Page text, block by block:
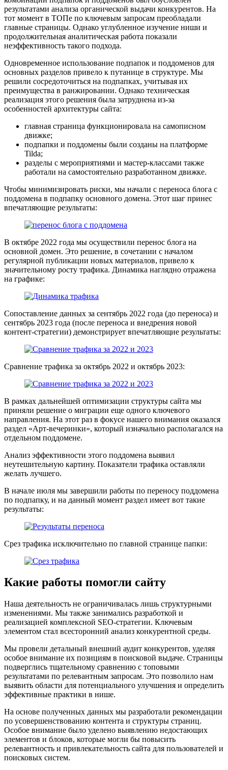
результатами анализа органической выдачи конкурентов. На
тот момент в ТОПе по ключевым запросам преобладали
главные страницы. Однако углубленное изучение ниши и
продолжительная аналитическая работа показали
неэффективность такого подхода.
Одновременное использование подпапок и поддоменов для
основных разделов привело к путанице в структуре. Мы
решили сосредоточиться на подпапках, учитывая их
преимущества в ранжировании. Однако техническая
реализация этого решения была затруднена из-за
особенностей архитектуры сайта:
главная страница функционировала на самописном
движке;
подпапки и поддомены были созданы на платформе
Tilda;
разделы с мероприятиями и мастер-классами также
работали на самостоятельно разработанном движке.
Чтобы минимизировать риски, мы начали с переноса блога с
поддомена в подпапку основного домена. Этот шаг принес
впечатляющие результаты:
В октябре 2022 года мы осуществили перенос блога на
основной домен. Это решение, в сочетании с началом
регулярной публикации новых материалов, привело к
значительному росту трафика. Динамика наглядно отражена
на графике:
Сопоставление данных за сентябрь 2022 года (до переноса) и
сентябрь 2023 года (после переноса и внедрения новой
контент-стратегии) демонстрирует впечатляющие результаты:
Сравнение трафика за октябрь 2022 и октябрь 2023:
В рамках дальнейшей оптимизации структуры сайта мы
приняли решение о миграции еще одного ключевого
направления. На этот раз в фокусе нашего внимания оказался
раздел «Арт-вечеринки», который изначально располагался на
отдельном поддомене.
Анализ эффективности этого поддомена выявил
неутешительную картину. Показатели трафика оставляли
желать лучшего.
В начале июля мы завершили работы по переносу поддомена
по подпапку, и на данный момент раздел имеет вот такие
результаты:
Срез трафика исключительно по главной странице папки:
Какие работы помогли сайту
Наша деятельность не ограничивалась лишь структурными
изменениями. Мы также занимались разработкой и
реализацией комплексной SEO-стратегии. Ключевым
элементом стал всесторонний анализ конкурентной среды.
Мы провели детальный внешний аудит конкурентов, уделяя
особое внимание их позициям в поисковой выдаче. Страницы
подверглись тщательному сравнению с топовыми
результатами по релевантным запросам. Это позволило нам
выявить области для потенциального улучшения и определить
эффективные практики в нише.
На основе полученных данных мы разработали рекомендации
по усовершенствованию контента и структуры страниц.
Особое внимание было уделено выявлению недостающих
элементов и блоков, которые могли бы повысить
релевантность и привлекательность сайта для пользователей и
поисковых систем.